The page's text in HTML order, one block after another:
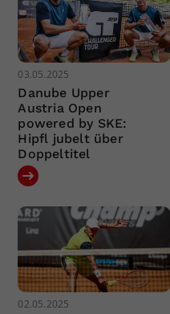
03.05.2025
Danube Upper
Austria Open
powered by SKE:
Hipfl jubelt über
Doppeltitel
02.05.2025